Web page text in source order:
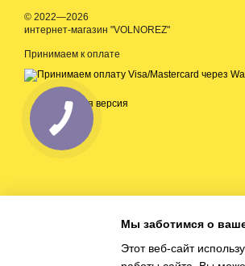
© 2022—2026
интернет-магазин "VOLNOREZ"
Принимаем к оплате
Мобильная версия
Мы заботимся о
Этот веб-сайт